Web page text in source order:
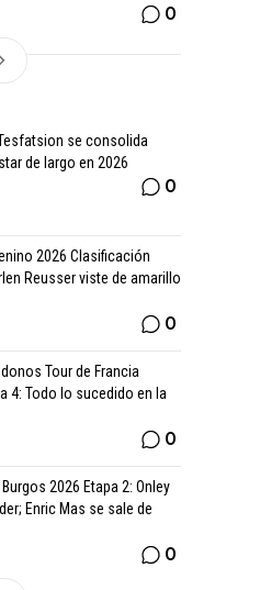
0
se consolida
de largo en 2026
0
2026 Clasificación
Reusser viste de amarillo
0
Tour de Francia
4: Todo lo sucedido en la
0
2026 Etapa 2: Onley
Enric Mas se sale de
0